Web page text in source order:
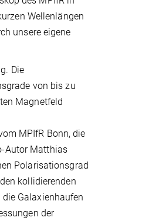
Wellenlängen
unsere eigene
Die
von bis zu
Magnetfeld
MPIfR Bonn, die
Autor Matthias
Polarisationsgrad
kollidierenden
Galaxienhaufen
der